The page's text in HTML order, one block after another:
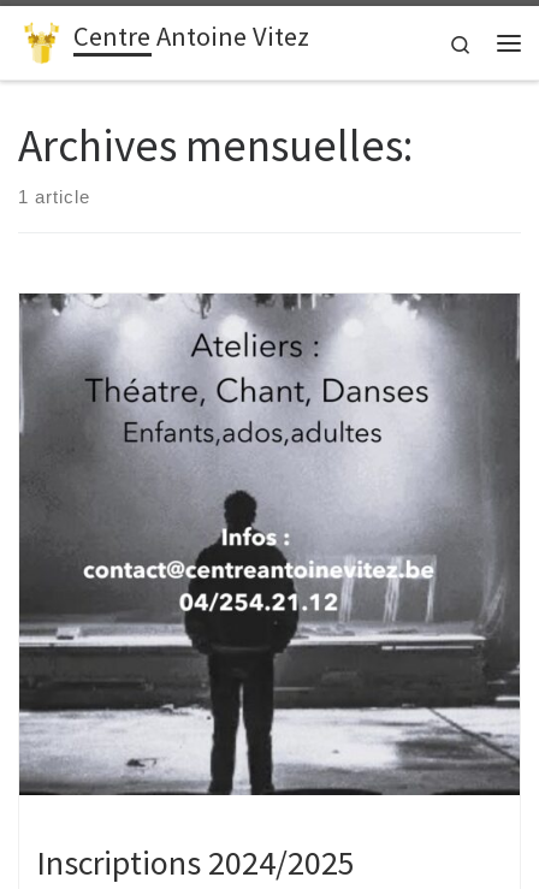
Passer au contenu
Centre Antoine Vitez
Search
Archives mensuelles:
1 article
Inscriptions 2024/2025